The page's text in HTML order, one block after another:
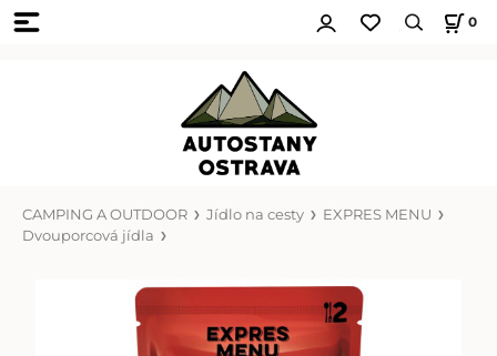
0
CAMPING A OUTDOOR Jídlo na cesty
EXPRES MENU
Dvouporcová jídla